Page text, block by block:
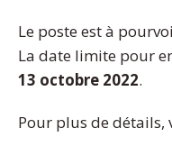
Le poste est à
La date limite pour
13 octobre 2022.
Pour plus de détails,